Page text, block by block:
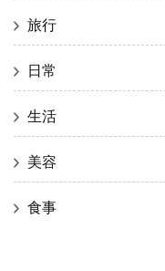
旅行
日常
生活
美容
食事